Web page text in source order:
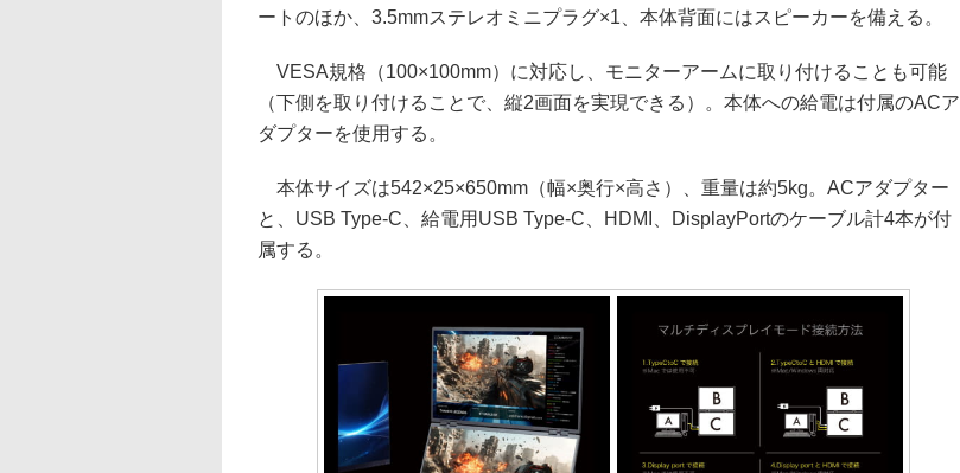
ートのほか、3.5mmステレオミニプラグ×1、本体背面にはスピーカーを備える。
VESA規格（100×100mm）に対応し、モニターアームに取り付けることも可能
（下側を取り付けることで、縦2画面を実現できる）。本体への給電は付属のACア
ダプターを使用する。
本体サイズは542×25×650mm（幅×奥行×高さ）、重量は約5kg。ACアダプター
と、USB Type-C、給電用USB Type-C、HDMI、DisplayPortのケーブル計4本が付
属する。